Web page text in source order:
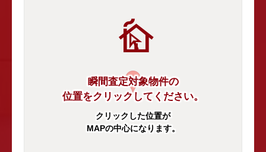
瞬間査定対象物件の
位置をクリックしてください。
クリックした位置が
MAPの中心になります。